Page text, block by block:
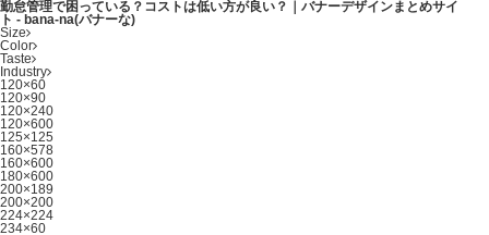
勤怠管理で困っている？コストは低い方が良い？｜バナーデザインまとめサイ
ト - bana-na(バナーな)
Size
Color
Taste
Industry
120×60
120×90
120×240
120×600
125×125
160×578
160×600
180×600
200×189
200×200
224×224
234×60